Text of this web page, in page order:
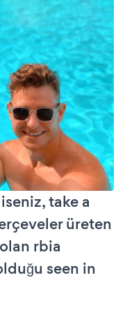
take a
üreten
rbia
seen in